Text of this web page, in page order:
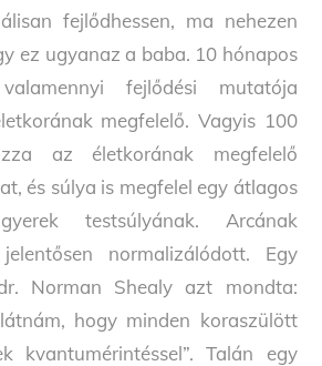
fejlődhessen, ma nehezen
ez ugyanaz a baba. 10 hónapos
fejlődési mutatója
megfelelő. Vagyis 100
az életkorának megfelelő
és súlya is megfelel egy átlagos
testsúlyának. Arcának
normalizálódott. Egy
Norman Shealy azt mondta:
hogy minden koraszülött
kvantumérintéssel”. Talán egy